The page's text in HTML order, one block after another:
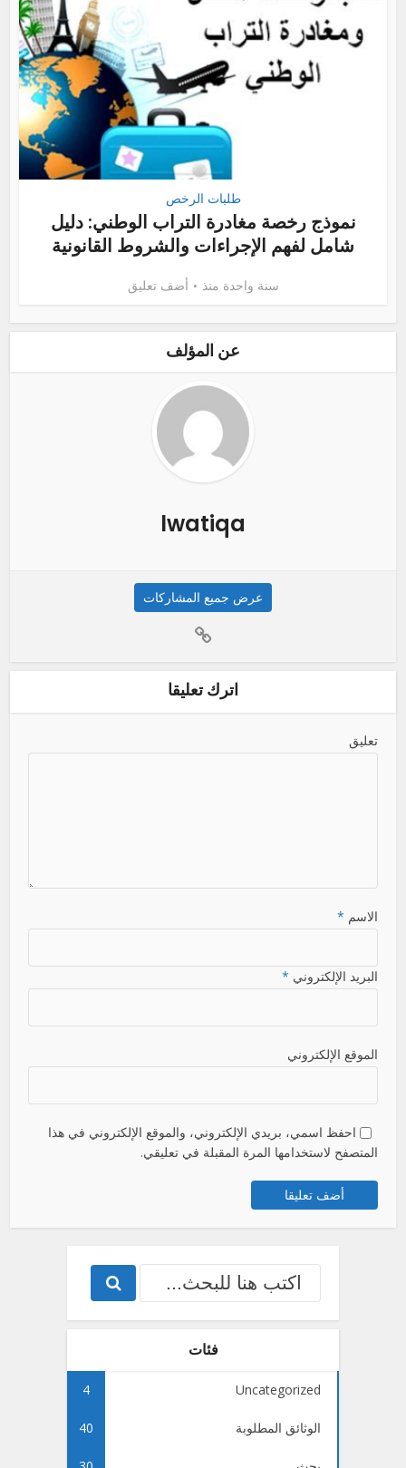
طلبات الرخص
نموذج رخصة مغادرة التراب الوطني: دليل
شامل لفهم الإجراءات والشروط القانونية
سنة واحدة منذ أضف تعليق
عن المؤلف
lwatiqa
عرض جميع المشاركات
اترك تعليقا
تعليق
الاسم *
البريد الإلكتروني *
الموقع الإلكتروني
احفظ اسمي، بريدي الإلكتروني، والموقع الإلكتروني في هذا
المتصفح لاستخدامها المرة المقبلة في تعليقي.
فئات
Uncategorized
4
الوثائق المطلوبة 40